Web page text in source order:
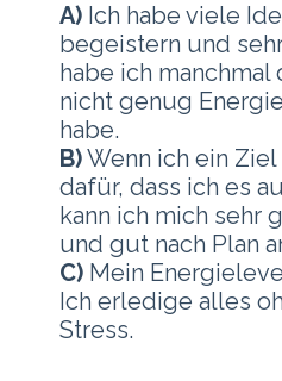
A) Ich habe viele
begeistern und
habe ich manchmal
nicht genug
habe.
B)Wenn ich ein
dafür, dass ich es
kann ich mich sehr
und gut nach Plan
C) Mein
Ich erledige alles
Stress.